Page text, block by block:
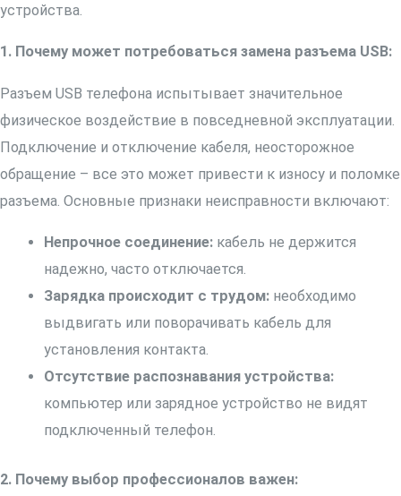
устройства.
1. Почему может потребоваться замена разъема USB:
Разъем USB телефона испытывает значительное
физическое воздействие в повседневной эксплуатации.
Подключение и отключение кабеля, неосторожное
обращение – все это может привести к износу и поломке
разъема. Основные признаки неисправности включают:
Непрочное соединение: кабель не держится
надежно, часто отключается.
Зарядка происходит с трудом: необходимо
выдвигать или поворачивать кабель для
установления контакта.
Отсутствие распознавания устройства:
компьютер или зарядное устройство не видят
подключенный телефон.
2. Почему выбор профессионалов важен: